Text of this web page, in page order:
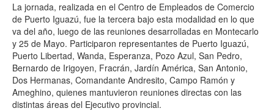
La jornada, realizada en el Centro de Empleados de Comercio
de Puerto Iguazú, fue la tercera bajo esta modalidad en lo que
va del año, luego de las reuniones desarrolladas en Montecarlo
y 25 de Mayo. Participaron representantes de Puerto Iguazú,
Puerto Libertad, Wanda, Esperanza, Pozo Azul, San Pedro,
Bernardo de Irigoyen, Fracrán, Jardín América, San Antonio,
Dos Hermanas, Comandante Andresito, Campo Ramón y
Ameghino, quienes mantuvieron reuniones directas con las
distintas áreas del Ejecutivo provincial.